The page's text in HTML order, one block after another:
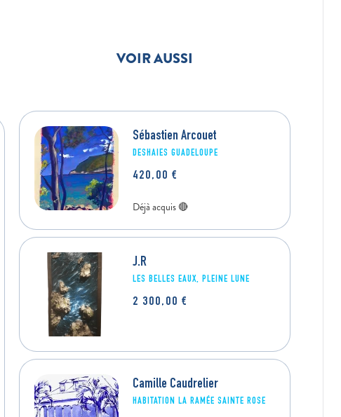
VOIR AUSSI
ROBIN LEPOUTRE
POZ DOUCEUR
390,00€
Sébastien Arcouet
DESHAIES GUADELOUPE
420,00€
J.R
LES BELLES EAUX, PLEINE LUNE
2 300,00€
Camille Caudrelier
HABITATION LA RAMÉE SAINTE ROSE